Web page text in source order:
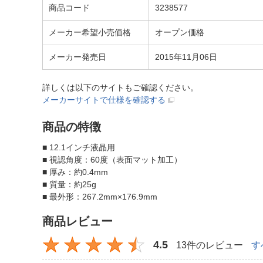
商品コード 3238577
メーカー希望小売価格 オープン価格
メーカー発売日 2015年11月06日
詳しくは以下のサイトもご確認ください。
メーカーサイトで仕様を確認する
商品の特徴
■ 12.1インチ液晶用
■ 視認角度：60度（表面マット加工）
■ 厚み：約0.4mm
■ 質量：約25g
■ 最外形：267.2mm×176.9mm
商品レビュー
4.5 13件のレビュー す